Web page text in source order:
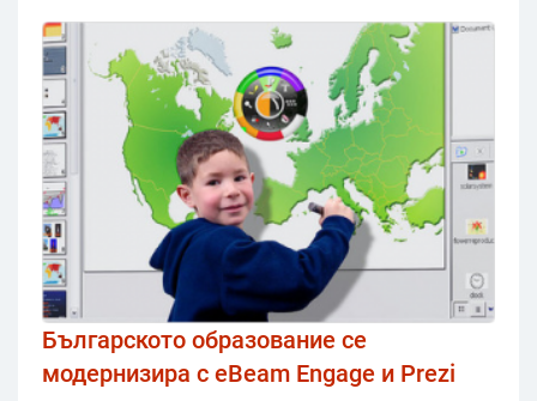
Българското образование се
модернизира с eBeam Engage и Prezi